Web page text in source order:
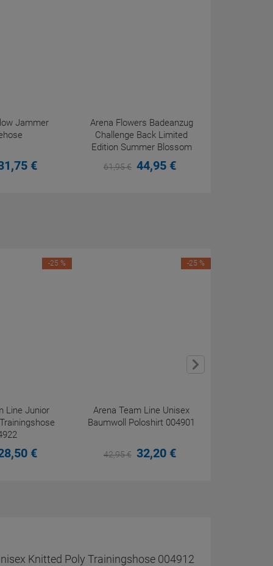
Jammer
75 €
Arena Flowers Badeanzug
Challenge Back Limited
Edition Summer Blossom
61,95€ 44,95 €
Line Junior
50 €
-25 %
Arena Team Line Unisex
Baumwoll Poloshirt 004901
42,95€ 32,20 €
-25 %
Knitted Poly Trainingshose 004912